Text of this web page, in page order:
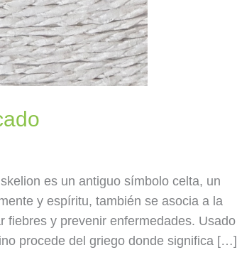
es un antiguo símbolo celta, un
y espíritu, también se asocia a la
fiebres y prevenir enfermedades. Usado
procede del griego donde significa […]